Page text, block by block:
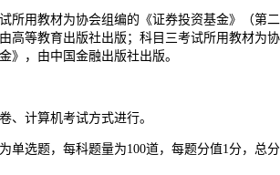
用教材为协会组编的《证券投资基金》（第二
高等教育出版社出版；科目三考试所用教材为协
》，由中国金融出版社出版。
计算机考试方式进行。
选题，每科题量为100道，每题分值1分，总分